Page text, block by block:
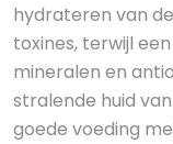
hydrateren van
toxines, terwijl
mineralen en
stralende huid
goede voeding